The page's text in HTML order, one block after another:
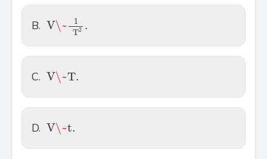
B. V\~
1
T2 .
V\~ T
C. V\~T.
V\~ T.
D. V\~t.
V\~ t.